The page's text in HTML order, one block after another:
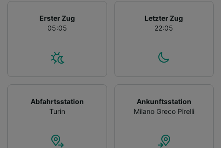
Erster Zug
05:05
Letzter Zug
22:05
Abfahrtsstation
Turin
Ankunftsstation
Milano Greco Pirelli